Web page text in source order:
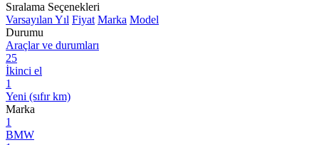
Sıralama Seçenekleri
Varsayılan Yıl Fiyat Marka Model
Durumu
Araçlar ve durumları
25
İkinci el
1
Yeni (sıfır km)
Marka
1
BMW